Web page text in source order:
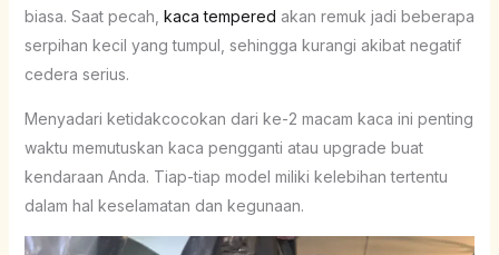
biasa. Saat pecah, kaca tempered akan remuk jadi beberapa
serpihan kecil yang tumpul, sehingga kurangi akibat negatif
cedera serius.
Menyadari ketidakcocokan dari ke-2 macam kaca ini penting
waktu memutuskan kaca pengganti atau upgrade buat
kendaraan Anda. Tiap-tiap model miliki kelebihan tertentu
dalam hal keselamatan dan kegunaan.